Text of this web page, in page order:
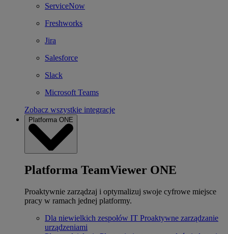
ServiceNow
Freshworks
Jira
Salesforce
Slack
Microsoft Teams
Zobacz wszystkie integracje
Platforma ONE
Platforma TeamViewer ONE
Proaktywnie zarządzaj i optymalizuj swoje cyfrowe miejsce
pracy w ramach jednej platformy.
Dla niewielkich zespołów IT Proaktywne zarządzanie
urządzeniami